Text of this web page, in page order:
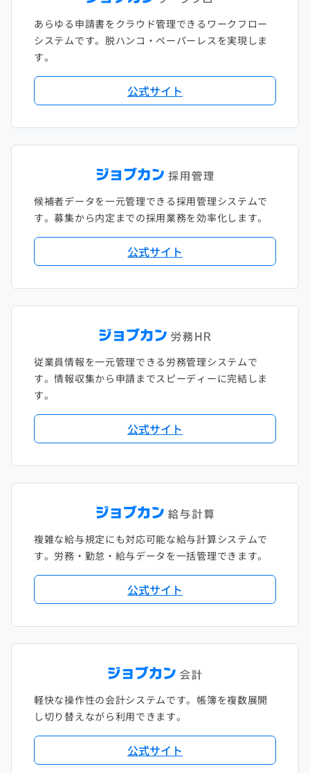
あらゆる申請書をクラウド管理できるワークフロー
システムです。脱ハンコ・ペーパーレスを実現しま
す。
公式サイト
候補者データを一元管理できる採用管理システムで
す。募集から内定までの採用業務を効率化します。
公式サイト
従業員情報を一元管理できる労務管理システムで
す。情報収集から申請までスピーディーに完結しま
す。
公式サイト
複雑な給与規定にも対応可能な給与計算システムで
す。労務・勤怠・給与データを一括管理できます。
公式サイト
軽快な操作性の会計システムです。帳簿を複数展開
し切り替えながら利用できます。
公式サイト